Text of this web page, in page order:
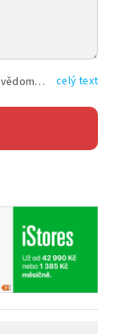
Vyplněním shora uvedených údajů beru na vědomí, že společnost TEXT FACTORY s.r.o., sídlem Brno, Durďákova 336/29, Černá Pole, PSČ: 613 00, IČ: 06157831, zapsané u Krajského soudu v Brně, oddíl C, vložka 100399, bude zpracovávat mé osobní údaje uvedené v rámci mnou vyplněného registračního formuláře na základě oprávněných zájmů TEXT FACTORY s.r.o. dle čl. 6 odst. 1 písm. f) GDPR a pro splnění právních povinností (čl. 6 odst. 1 písm. c) GDPR), a to pro tyto účely: nezbytnost zajistit oprávnění návštěvníka webových stránek provozovaných společností TEXT FACTORY s.r.o. přispívat aktivně ke zveřejněným článkům nebo v rámci diskusních fór a výkon práv TEXT FACTORY s.r.o. jako administrátora těchto diskusních fór. Více informací o zpracování osobních údajů a právech lze nalézt v celý text